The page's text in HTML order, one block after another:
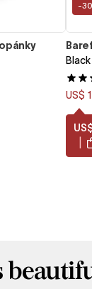
-
US$